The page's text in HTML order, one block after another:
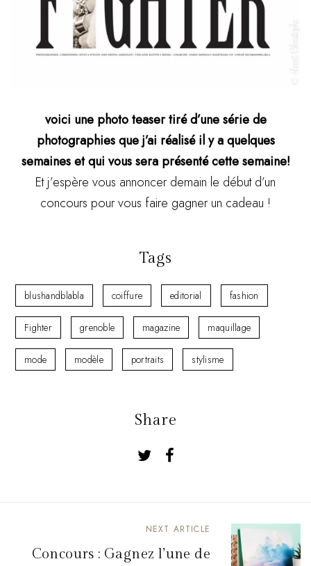
voici une photo teaser tiré d’une série de
photographies que j’ai réalisé il y a quelques
semaines et qui vous sera présenté cette semaine!
Et j’espère vous annoncer demain le début d’un
concours pour vous faire gagner un cadeau !
Tags
blushandblabla coiffure editorial fashion
Fighter grenoble magazine maquillage
mode modèle portraits stylisme
Share
NEXT ARTICLE
Concours : Gagnez l’une de